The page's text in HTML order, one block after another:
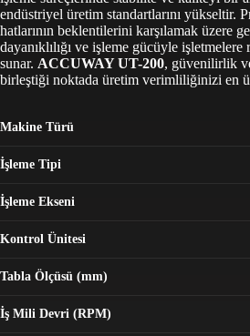
endüstriyel üretim standartlarını yükseltir.
hatlarının beklentilerini karşılamak üzere
dayanıklılığı ve işleme gücüyle işletmelere
sunar. ACCUWAY UT-200, güvenilirlik
birleştiği noktada üretim verimliliğinizi en
Makine Türü
İşleme Tipi
İşleme Ekseni
Kontrol Ünitesi
Tabla Ölçüsü (mm)
İş Mili Devri (RPM)